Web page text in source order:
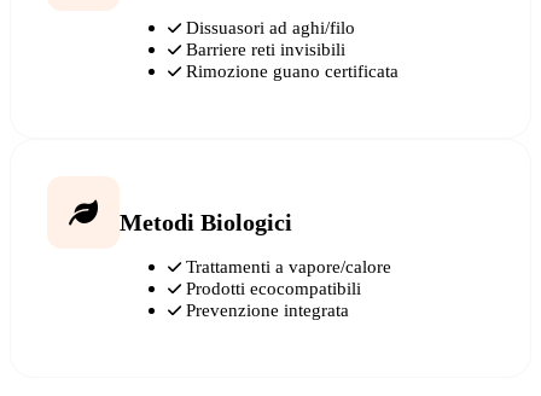
Dissuasori ad aghi/filo
Barriere reti invisibili
Rimozione guano certificata
Metodi Biologici
Trattamenti a vapore/calore
Prodotti ecocompatibili
Prevenzione integrata